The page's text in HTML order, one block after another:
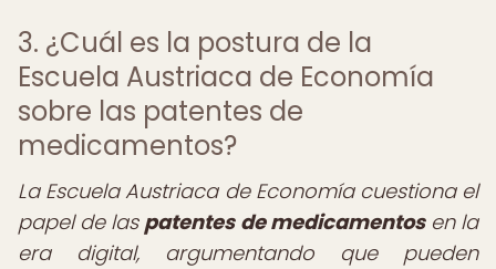
3. ¿Cuál es la postura de la
Escuela Austriaca de Economía
sobre las patentes de
medicamentos?
La Escuela Austriaca de Economía cuestiona el
papel de las patentes de medicamentosen la
era digital, argumentando que pueden